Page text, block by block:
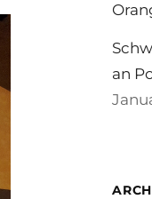
an